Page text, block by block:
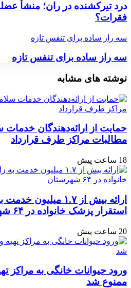
درد تیرکشنده در ران؛ منشأ
فقرات؟
سه راز ساده برای تنفس تازه
سه راز ساده برای تنفس تازه
نوشته های مشابه
حمایت از ارائه‌دهندگان خدمات
مطالبات مراکز طرف قرارداد
18 ساعت پیش
ارائه بیش از ۱.۷
استقرار پزشک خانواده در ۶۴ شهرستان
20 ساعت پیش
ورود حیوانات خانگی به مراکز
ممنوع شد